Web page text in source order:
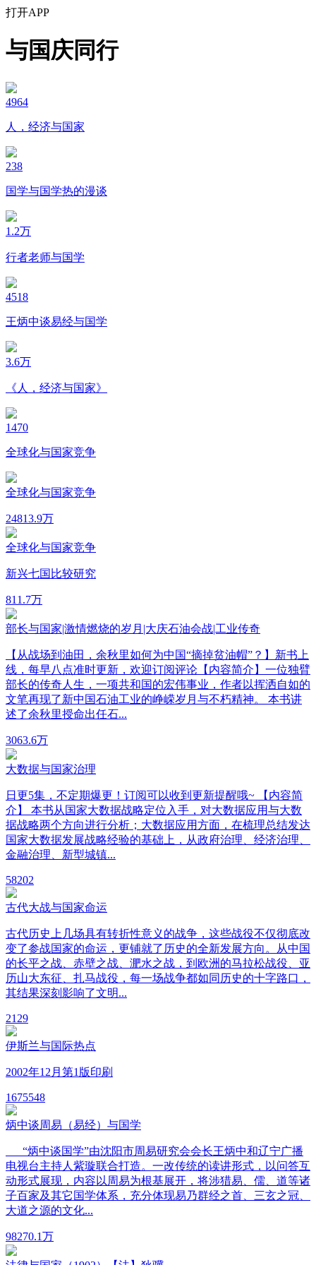
打开APP
与国庆同行
4964
人，经济与国家
238
国学与国学热的漫谈
1.2万
行者老师与国学
4518
王炳中谈易经与国学
3.6万
《人，经济与国家》
1470
全球化与国家竞争
全球化与国家竞争
24813.9万
全球化与国家竞争
新兴七国比较研究
81 1.7万
部长与国家|激情燃烧的岁月|大庆石油会战|工业传奇
【从战场到油田，余秋里如何为中国“摘掉贫油帽”？】新书上
线，每早八点准时更新，欢迎订阅评论【内容简介】一位独臂
部长的传奇人生，一项共和国的宏伟事业，作者以挥洒自如的
文笔再现了新中国石油工业的峥嵘岁月与不朽精神。 本书讲
述了余秋里授命出任石...
3063.6万
大数据与国家治理
日更5集，不定期爆更！订阅可以收到更新提醒哦~ 【内容简
介】 本书从国家大数据战略定位入手，对大数据应用与大数
据战略两个方向进行分析；大数据应用方面，在梳理总结发达
国家大数据发展战略经验的基础上，从政府治理、经济治理、
金融治理、新型城镇...
58202
古代大战与国家命运
古代历史上几场具有转折性意义的战争，这些战役不仅彻底改
变了参战国家的命运，更铺就了历史的全新发展方向。从中国
的长平之战、赤壁之战、淝水之战，到欧洲的马拉松战役、亚
历山大东征、扎马战役，每一场战争都如同历史的十字路口，
其结果深刻影响了文明...
2129
伊斯兰与国际热点
2002年12月第1版印刷
1675548
炳中谈周易（易经）与国学
“炳中谈国学”由沈阳市周易研究会会长王炳中和辽宁广播
电视台主持人紫璇联合打造。一改传统的读讲形式，以问答互
动形式展现，内容以周易为根基展开，将涉猎易、儒、道等诸
子百家及其它国学体系，充分体现易乃群经之首、三玄之冠、
大道之源的文化...
98270.1万